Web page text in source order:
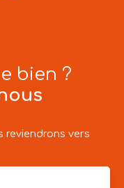
bien ?
reviendrons vers